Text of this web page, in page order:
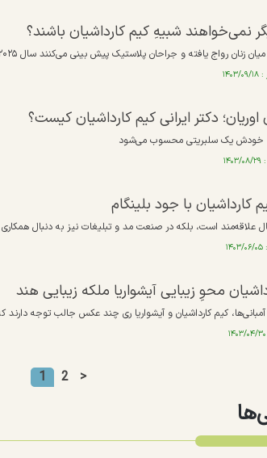
نمی‌خواهند شبیهِ کیم کارداشیان باشند؟
رواج یافته و جراحان پلاستیک پیش بینی می‌کنند سال ۲۰۲۵ اوج این پدیده باشد.
دکتر ایرانی کیم کارداشیان کیست؟‌
خودش یک سلبریتی محسوب می‌شود
با جود بلینگام
علاقه‌مند است، بلکه در صنعت مد و تبلیغات نیز به دنبال
محوِ زیبایی آیشواریا ملکه زیبایی هند
کیم کارداشیان و آیشواریا ری چند عکس جالب توجه
1 2 >